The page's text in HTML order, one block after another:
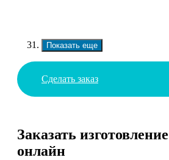
Показать еще
Сделать заказ
Заказать
онлайн